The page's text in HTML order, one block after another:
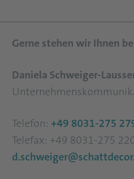
Gerne stehen wir Ihnen
Daniela Schweiger-
Telefon: +49 8031-275
Telefax: +49 8031-275